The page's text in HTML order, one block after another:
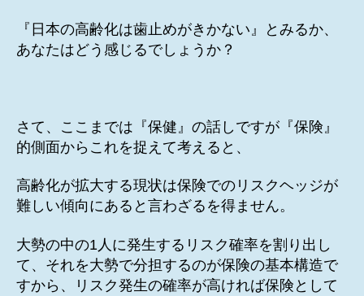
『日本の高齢化は歯止めがきかない』とみるか、
あなたはどう感じるでしょうか？
さて、ここまでは『保健』の話しですが『保険』
的側面からこれを捉えて考えると、
高齢化が拡大する現状は保険でのリスクヘッジが
難しい傾向にあると言わざるを得ません。
大勢の中の1人に発生するリスク確率を割り出し
て、それを大勢で分担するのが保険の基本構造で
すから、リスク発生の確率が高ければ保険として